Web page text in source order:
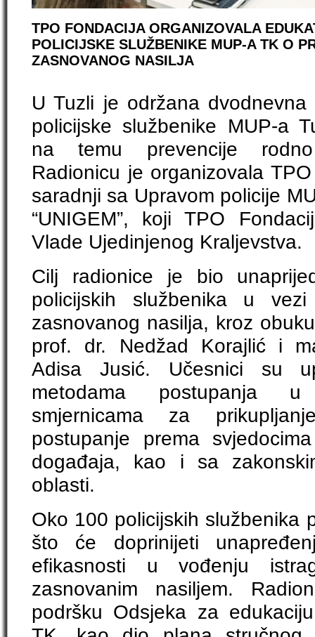
TPO FONDACIJA ORGANIZOVALA
POLICIJSKE SLUŽBENIKE MUP-A TK O
ZASNOVANOG NASILJA
U Tuzli je održana
policijske službenike MUP-a
na temu prevencije
Radionicu je organizovala
saradnji sa Upravom policije
“UNIGEM”, koji TPO
Vlade Ujedinjenog Kraljevstva.
Cilj radionice je bio
policijskih službenika u
zasnovanog nasilja, kroz
prof. dr. Nedžad Korajlić i
Adisa Jusić. Učesnici su
metodama postupanja u
smjernicama za
postupanje prema
događaja, kao i sa
oblasti.
Oko 100 policijskih službenika
što će doprinijeti
efikasnosti u vođenju
zasnovanim nasiljem.
podršku Odsjeka za